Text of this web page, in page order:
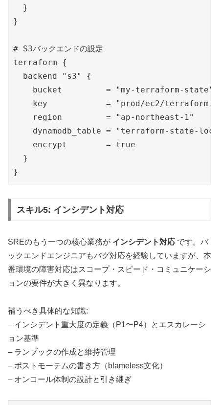
  }
}
# S3バックエンドの設定
terraform {
  backend "s3" {
    bucket         = "my-terraform-state"
key            = "prod/ec2/
    region         = "ap-northeast-1"
dynamodb_table = "terraform-state-
    encrypt        = true
  }
スキル5: インシデント対応
SREのもう一つの核心業務が インシデント対応 です。バ
ックエンドエンジニアもバグ対応を経験していますが、本
番環境の障害対応はスコープ・スピード・コミュニケーシ
ョンの要件が大きく異なります。
補うべき具体的な知識:
– インシデント重大度の定義（P1〜P4）とエスカレーシ
ョン基準
– ランブックの作成と維持管理
– ポストモーテムの書き方（blameless文化）
– オンコール体制の設計と引き継ぎ